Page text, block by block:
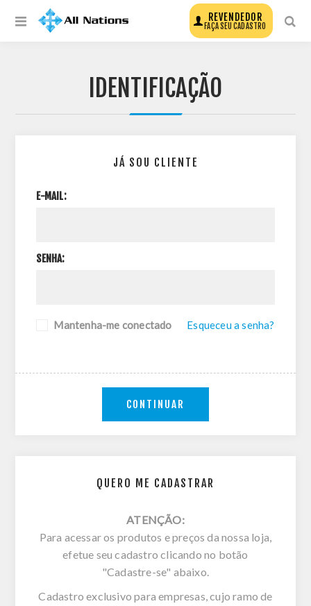
REVENDEDOR
FAÇA SEU CADASTRO
IDENTIFICAÇÃO
QUERO ME CADASTRAR
ATENÇÃO:
Para acessar os produtos e preços da nossa loja,
efetue seu cadastro clicando no botão
"Cadastre-se" abaixo.
Cadastro exclusivo para empresas, cujo ramo de
JÁ SOU CLIENTE
E-MAIL:
SENHA:
Mantenha-me conectado Esqueceu a senha?
CONTINUAR